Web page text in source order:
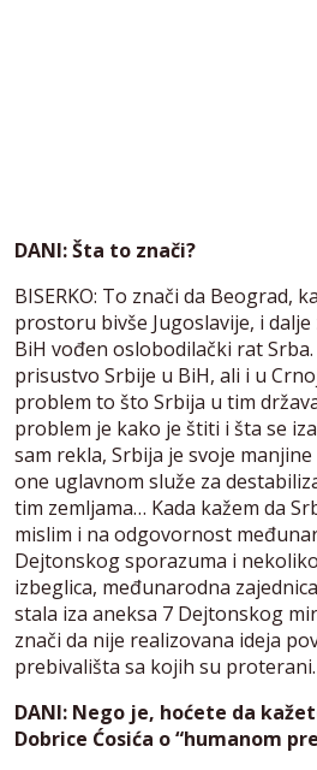
DANI: Šta to znači?
BISERKO: To znači da Beograd,
prostoru bivše Jugoslavije, i
BiH vođen oslobodilački rat
prisustvo Srbije u BiH, ali i u
problem to što Srbija u tim
problem je kako je štiti i šta se
sam rekla, Srbija je svoje
one uglavnom služe za
tim zemljama… Kada kažem da
mislim i na odgovornost
Dejtonskog sporazuma i
izbeglica, međunarodna
stala iza aneksa 7 Dejtonskog
znači da nije realizovana ideja
prebivališta sa kojih su
DANI: Nego je, hoćete da
Dobrice Ćosića o “humanom